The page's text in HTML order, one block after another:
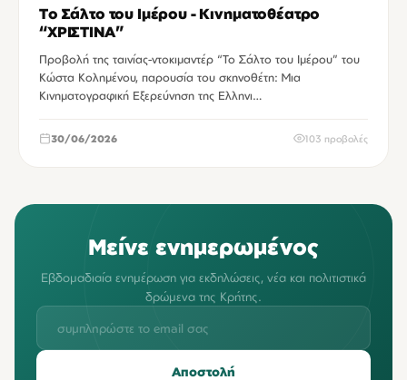
Το Σάλτο του Ιμέρου - Κινηματοθέατρο
“ΧΡΙΣΤΙΝΑ”
Προβολή της ταινίας-ντοκιμαντέρ “Το Σάλτο του Ιμέρου” του
Κώστα Κολημένου, παρουσία του σκηνοθέτη: Μια
Κινηματογραφική Εξερεύνηση της Ελληνι…
30/06/2026 103 προβολές
Μείνε ενημερωμένος
Εβδομαδιαία ενημέρωση για εκδηλώσεις, νέα και πολιτιστικά
δρώμενα της Κρήτης.
Αποστολή